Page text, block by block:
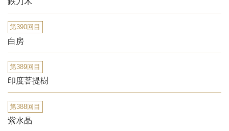
第390回目
白房
第389回目
印度菩提樹
第388回目
紫水晶